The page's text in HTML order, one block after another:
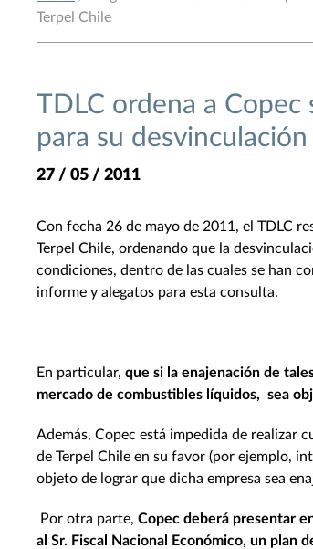
Terpel Chile
TDLC ordena a Copec
para su
27 / 05 / 2011
Con fecha 26 de mayo de 2011, el TDLC
Terpel Chile, ordenando que la
condiciones, dentro de las cuales se han
informe y alegatos para esta consulta.
En particular, que si la enajenación de
mercado de combustibles líquidos, sea
Además, Copec está impedida de realizar
de Terpel Chile en su favor (por ejemplo,
objeto de lograr que dicha empresa sea
Por otra parte, Copec deberá presentar
al Sr. Fiscal Nacional Económico, un plan